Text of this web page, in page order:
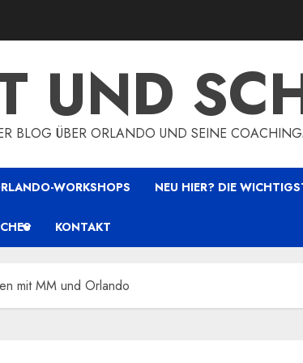
UND
BLOG ÜBER ORLANDO UND SEINE
WORKSHOPS NEU HIER? DIE
KONTAKT
mit MM und Orlando